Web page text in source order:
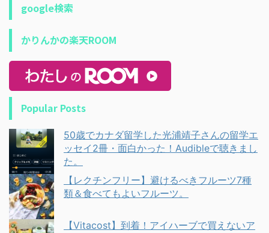
google検索
かりんかの楽天ROOM
Popular Posts
50歳でカナダ留学した光浦靖子さんの留学エ
ッセイ2冊・面白かった！Audibleで聴きまし
た。
【レクチンフリー】避けるべきフルーツ7種
類＆食べてもよいフルーツ。
【Vitacost】到着！アイハーブで買えないア